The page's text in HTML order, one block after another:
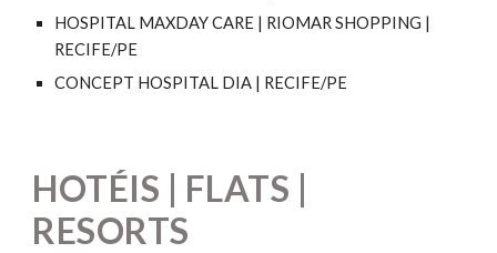
HOSPITAL MAXDAY CARE | RIOMAR SHOPPING |
RECIFE/PE
CONCEPT HOSPITAL DIA | RECIFE/PE
HOTÉIS | FLATS |
RESORTS